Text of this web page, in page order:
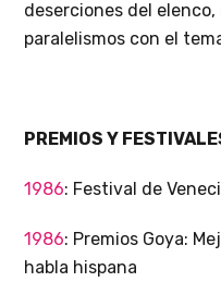
deserciones del
paralelismos con el
PREMIOS Y
1986: Festival de
1986: Premios Goya:
habla hispana